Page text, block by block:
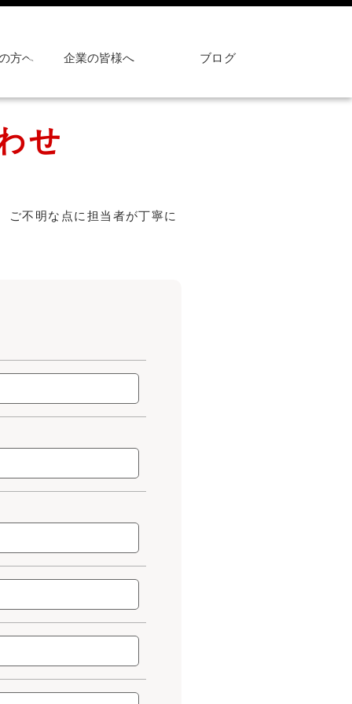
方へ 企業の皆様へ ブログ
せ
ご不明な点に担当者が丁寧に